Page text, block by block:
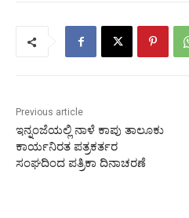
Previous article
ಇನ್ನಂಜೆಯಲ್ಲಿ ನಾಳೆ ಕಾಪು ತಾಲೂಕು
ಕಾರ್ಯನಿರತ ಪತ್ರಕರ್ತರ
ಸಂಘದಿಂದ ಪತ್ರಿಕಾ ದಿನಾಚರಣೆ